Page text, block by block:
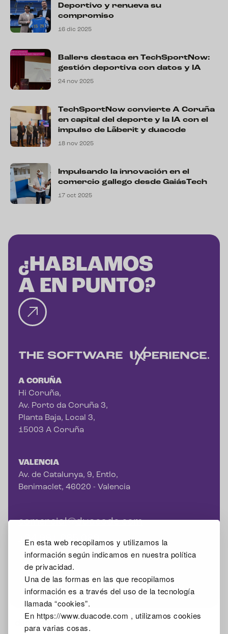
En esta web recopilamos y utilizamos la
información según indicamos en nuestra política
de privacidad.
Una de las formas en las que recopilamos
información es a través del uso de la tecnología
llamada “cookies”.
En https://www.duacode.com , utilizamos cookies
para varias cosas.
Deportivo y renueva su
compromiso
16 dic 2025
Ballers destaca en TechSportNow:
gestión deportiva con datos y IA
24 nov 2025
TechSportNow convierte A Coruña
en capital del deporte y la IA con el
impulso de Lãberit y duacode
18 nov 2025
Impulsando la innovación en el
comercio gallego desde GaiásTech
17 oct 2025
¿HABLAMOS
A EN PUNTO?
A CORUÑA
Hi Coruña,
Av. Porto da Coruña 3,
Planta Baja, Local 3,
15003 A Coruña
VALENCIA
Av. de Catalunya, 9, Entlo,
Benimaclet, 46020 - Valencia
comercial@duacode.com
+34 981 065 089
Facebook Instagram Linkedin Google Mybusiness
2026